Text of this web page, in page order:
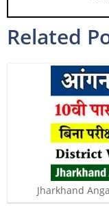
Related
Jharkhand